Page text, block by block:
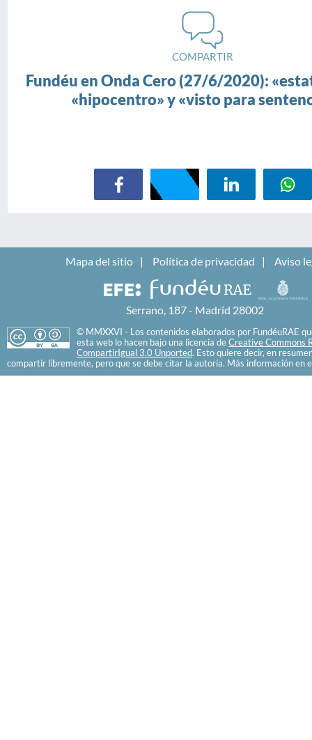
COMPARTIR
Fundéu en Onda Cero (27/6/2020):
«hipocentro» y «visto para
Mapa del sitio Política de privacidad Aviso
Serrano, 187 - Madrid 28002
© MMXXVI - Los contenidos elaborados por FundéuRAE
esta web lo hacen bajo una licencia de Creative Commons
CompartirIgual 3.0 Unported. Esto quiere decir, en
compartir libremente, pero que se debe citar la autoría. Más información en